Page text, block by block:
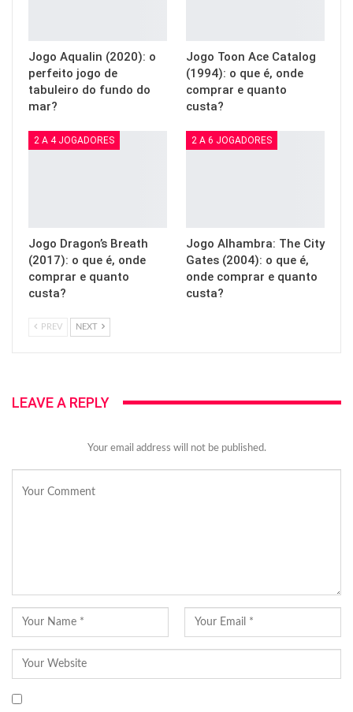
Jogo Aqualin (2020): o
perfeito jogo de
tabuleiro do fundo do
mar?
Jogo Toon Ace Catalog
(1994): o que é, onde
comprar e quanto
custa?
2 A 4 JOGADORES
Jogo Dragon’s Breath
(2017): o que é, onde
comprar e quanto
custa?
2 A 6 JOGADORES
Jogo Alhambra: The City
Gates (2004): o que é,
onde comprar e quanto
custa?
PREV NEXT
LEAVE A REPLY
Your email address will not be published.